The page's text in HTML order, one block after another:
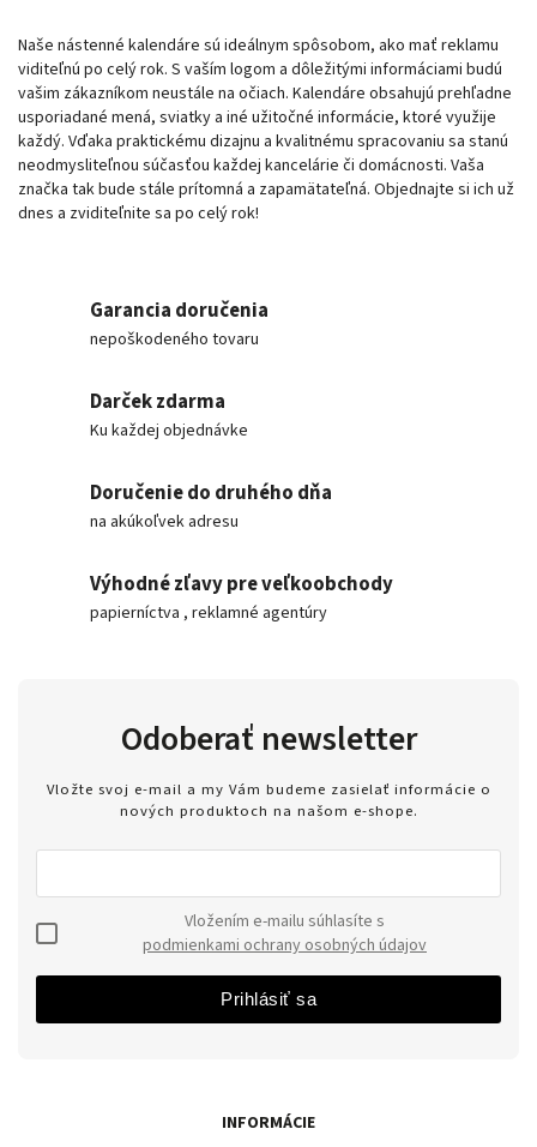
Naše nástenné kalendáre sú ideálnym spôsobom, ako mať reklamu
viditeľnú po celý rok. S vaším logom a dôležitými informáciami budú
vašim zákazníkom neustále na očiach. Kalendáre obsahujú prehľadne
usporiadané mená, sviatky a iné užitočné informácie, ktoré využije
každý. Vďaka praktickému dizajnu a kvalitnému spracovaniu sa stanú
neodmysliteľnou súčasťou každej kancelárie či domácnosti. Vaša
značka tak bude stále prítomná a zapamätateľná. Objednajte si ich už
dnes a zviditeľnite sa po celý rok!
Garancia doručenia
nepoškodeného tovaru
Darček zdarma
Ku každej objednávke
Doručenie do druhého dňa
na akúkoľvek adresu
Výhodné zľavy pre veľkoobchody
papierníctva , reklamné agentúry
INFORMÁCIE
Odoberať newsletter
Vložte svoj e-mail a my Vám budeme zasielať informácie o
nových produktoch na našom e-shope.
podmienkami ochrany osobných údajov
Prihlásiť sa